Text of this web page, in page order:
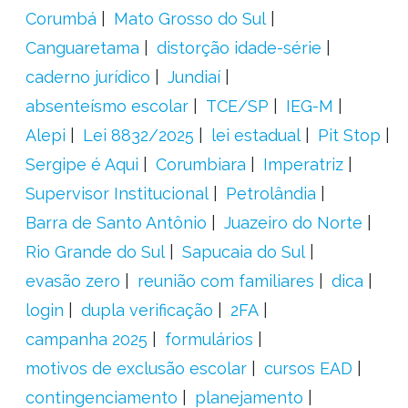
Corumbá
Mato Grosso do Sul
Canguaretama
distorção idade-série
caderno jurídico
Jundiaí
absenteísmo escolar
TCE/SP
IEG-M
Alepi
Lei 8832/2025 lei estadual
Pit Stop
Sergipe é Aqui
Corumbiara
Imperatriz
Supervisor Institucional
Petrolândia
Barra de Santo Antônio
Juazeiro do Norte
Rio Grande do Sul
Sapucaia do Sul
evasão zero
reunião com familiares
dica
login
dupla verificação
2FA
campanha 2025
formulários
motivos de exclusão escolar
cursos EAD
contingenciamento
planejamento